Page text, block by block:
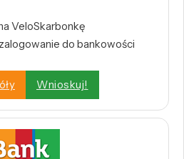
VeloSkarbonkę
do bankowości
Wnioskuj!